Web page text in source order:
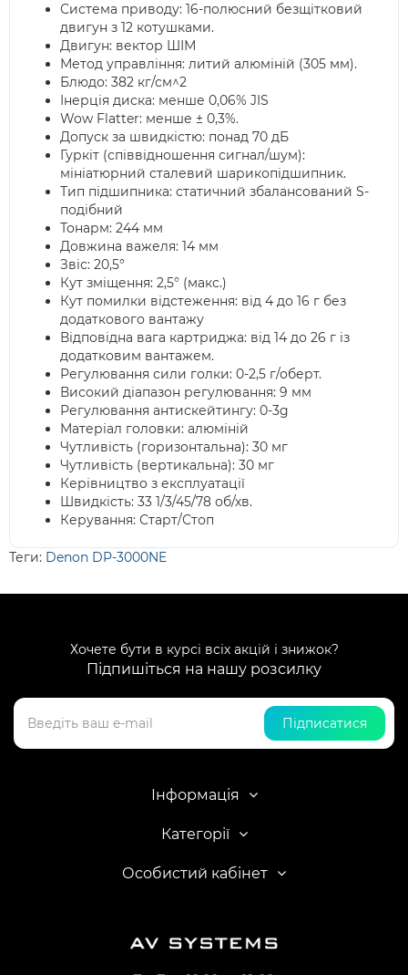
Система приводу: 16-полюсний безщітковий
двигун з 12 котушками.
Двигун: вектор ШІМ
Метод управління: литий алюміній (305 мм).
Блюдо: 382 кг/см^2
Інерція диска: менше 0,06% JIS
Wow Flatter: менше ± 0,3%.
Допуск за швидкістю: понад 70 дБ
Гуркіт (співвідношення сигнал/шум):
мініатюрний сталевий шарикопідшипник.
Тип підшипника: статичний збалансований S-
подібний
Тонарм: 244 мм
Довжина важеля: 14 мм
Звіс: 20,5°
Кут зміщення: 2,5° (макс.)
Кут помилки відстеження: від 4 до 16 г без
додаткового вантажу
Відповідна вага картриджа: від 14 до 26 г із
додатковим вантажем.
Регулювання сили голки: 0-2,5 г/оберт.
Високий діапазон регулювання: 9 мм
Регулювання антискейтингу: 0-3g
Матеріал головки: алюміній
Чутливість (горизонтальна): 30 мг
Чутливість (вертикальна): 30 мг
Керівництво з експлуатації
Швидкість: 33 1/3/45/78 об/хв.
Керування: Старт/Стоп
Теги: Denon DP-3000NE
Хочете бути в курсі всіх акцій і знижок?
Підпишіться на нашу розсилку
Підписатися
Інформація
Категорії
Особистий кабінет